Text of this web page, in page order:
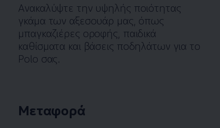
Ανακαλύψτε την υψηλής ποιότητας
γκάμα των αξεσουάρ μας, όπως
μπαγκαζιέρες οροφής, παιδικά
καθίσματα και βάσεις ποδηλάτων για το
Polo σας.
Μεταφορά